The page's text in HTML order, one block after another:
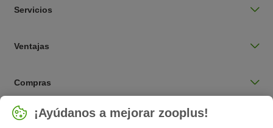
Servicios
Ventajas
Compras
Seleccionar país
¡Ayúdanos a mejorar zooplus!